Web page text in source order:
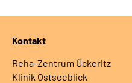
Kontakt
Reha-Zentrum Ückeritz
Klinik Ostseeblick